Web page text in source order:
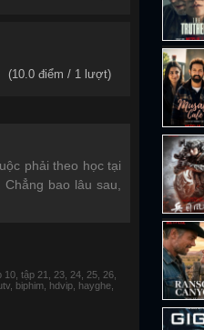
(10.0điểm / 1lượt)
phải theo học tại
bao lâu sau,
tập 21, 23, 24, 25, 26,
biphim, hdvip, hayghe,